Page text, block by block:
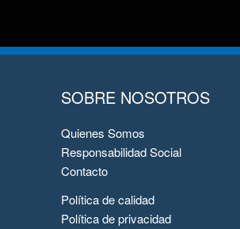
SOBRE NOSOTROS
Quienes Somos
Responsabilidad Social
Contacto
Política de calidad
Política de privacidad